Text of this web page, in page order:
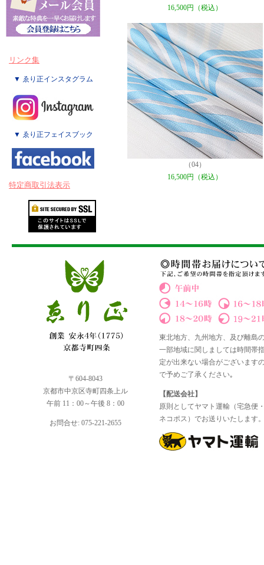
リンク集
▼ ゑり正インスタグラム
▼ ゑり正フェイスブック
特定商取引法表示
16,500円（税込）
（04）
16,500円（税込）
〒604-8043
京都市中京区寺町四条上ル
午前 11：00～午後 8：00
お問合せ: 075-221-2655
東北地方、九州地方、及び離島
一部地域に関しましては時間帯
定が出来ない場合がございます
で予めご了承ください｡
【配送会社】
原則としてヤマト運輸（宅急便
ネコポス）でお送りいたします